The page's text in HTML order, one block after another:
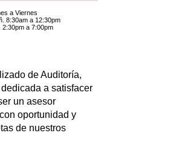
a Viernes
8:30am a 12:30pm
2:30pm a 7:00pm
de Auditoría,
a satisfacer
un asesor
oportunidad y
de nuestros